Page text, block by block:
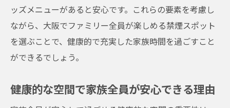
大阪府で見つけるファミリー向け禁煙エリ
ア
快適な家族時間を約束する禁煙環境
大阪のファミリーが集う禁煙スポットの紹
家族全員が笑顔になる大阪の禁煙空間
ッズメニューがあると安心です。これらの要素を考慮し
ながら、大阪でファミリー全員が楽しめる禁煙スポット
を選ぶことで、健康的で充実した家族時間を過ごすこと
ができるでしょう。
健康的な空間で家族全員が安心できる理由